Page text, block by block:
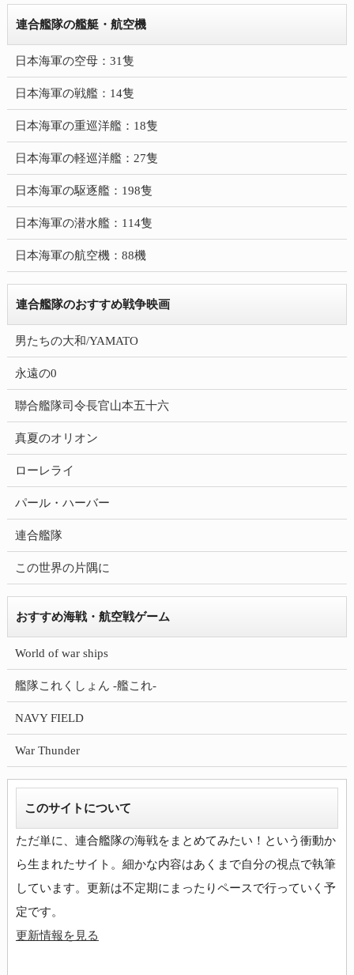
連合艦隊の艦艇・航空機
日本海軍の空母：31隻
日本海軍の戦艦：14隻
日本海軍の重巡洋艦：18隻
日本海軍の軽巡洋艦：27隻
日本海軍の駆逐艦：198隻
日本海軍の潜水艦：114隻
日本海軍の航空機：88機
連合艦隊のおすすめ戦争映画
男たちの大和/YAMATO
永遠の0
聯合艦隊司令長官山本五十六
真夏のオリオン
ローレライ
パール・ハーバー
連合艦隊
この世界の片隅に
おすすめ海戦・航空戦ゲーム
World of war ships
艦隊これくしょん -艦これ-
NAVY FIELD
War Thunder
このサイトについて
ただ単に、連合艦隊の海戦をまとめてみたい！という衝動か
ら生まれたサイト。細かな内容はあくまで自分の視点で執筆
しています。更新は不定期にまったりペースで行っていく予
更新情報を見る